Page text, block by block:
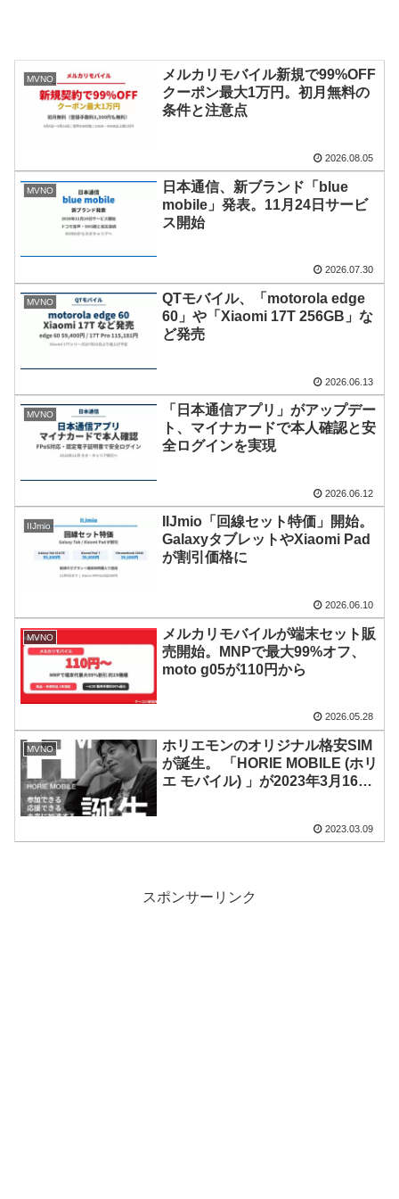
MVNO
メルカリモバイル新規で99%OFF
クーポン最大1万円。初月無料の
条件と注意点
2026.08.05
MVNO
日本通信、新ブランド「blue
mobile」発表。11月24日サービ
ス開始
2026.07.30
MVNO
QTモバイル、「motorola edge
60」や「Xiaomi 17T 256GB」な
ど発売
2026.06.13
MVNO
「日本通信アプリ」がアップデー
ト、マイナカードで本人確認と安
全ログインを実現
2026.06.12
IIJmio
IIJmio「回線セット特価」開始。
GalaxyタブレットやXiaomi Pad
が割引価格に
2026.06.10
MVNO
メルカリモバイルが端末セット販
売開始。MNPで最大99%オフ、
moto g05が110円から
2026.05.28
MVNO
ホリエモンのオリジナル格安SIM
が誕生。 「HORIE MOBILE (ホリ
エ モバイル) 」が2023年3月16日
2023.03.09
スポンサーリンク